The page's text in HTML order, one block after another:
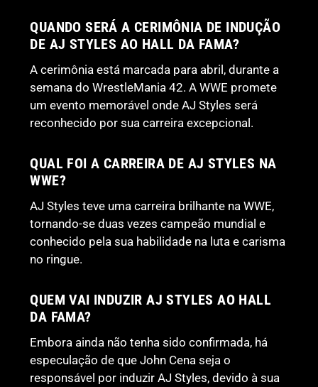
QUANDO SERÁ A CERIMÔNIA DE INDUÇÃO
DE AJ STYLES AO HALL DA FAMA?
A cerimônia está marcada para abril, durante a
semana do WrestleMania 42. A WWE promete
um evento memorável onde AJ Styles será
reconhecido por sua carreira excepcional.
QUAL FOI A CARREIRA DE AJ STYLES NA
WWE?
AJ Styles teve uma carreira brilhante na WWE,
tornando-se duas vezes campeão mundial e
conhecido pela sua habilidade na luta e carisma
no ringue.
QUEM VAI INDUZIR AJ STYLES AO HALL
DA FAMA?
Embora ainda não tenha sido confirmada, há
especulação de que John Cena seja o
responsável por induzir AJ Styles, devido à sua